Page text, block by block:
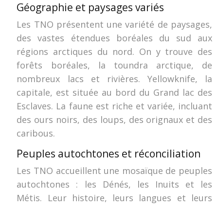
Géographie et paysages variés
Les TNO présentent une variété de paysages,
des vastes étendues boréales du sud aux
régions arctiques du nord. On y trouve des
forêts boréales, la toundra arctique, de
nombreux lacs et rivières. Yellowknife, la
capitale, est située au bord du Grand lac des
Esclaves. La faune est riche et variée, incluant
des ours noirs, des loups, des orignaux et des
caribous.
Peuples autochtones et réconciliation
Les TNO accueillent une mosaïque de peuples
autochtones : les Dénés, les Inuits et les
Métis. Leur histoire, leurs langues et leurs